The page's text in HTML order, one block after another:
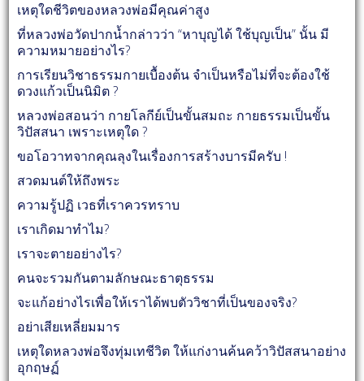
เหตุใดชีวิตของหลวงพ่อมีคุณค่าสูง
ที่หลวงพ่อวัดปากน้ำกล่าวว่า “หาบุญได้ ใช้บุญเป็น” นั้น มี
ความหมายอย่างไร?
การเรียนวิชาธรรมกายเบื้องต้น จำเป็นหรือไม่ที่จะต้องใช้
ดวงแก้วเป็นนิมิต ?
หลวงพ่อสอนว่า กายโลกีย์เป็นขั้นสมถะ กายธรรมเป็นขั้น
วิปัสสนา เพราะเหตุใด ?
ขอโอวาทจากคุณลุงในเรื่องการสร้างบารมีครับ !
สวดมนต์ให้ถึงพระ
ความรู้ปฏิ เวธที่เราควรทราบ
เราเกิดมาทำไม?
เราจะตายอย่างไร?
คนจะรวมกันตามลักษณะธาตุธรรม
จะแก้อย่างไรเพื่อให้เราได้พบตัววิชาที่เป็นของจริง?
อย่าเสียเหลี่ยมมาร
เหตุใดหลวงพ่อจึงทุ่มเทชีวิต ให้แก่งานค้นคว้าวิปัสสนาอย่าง
อุกฤษฏ์